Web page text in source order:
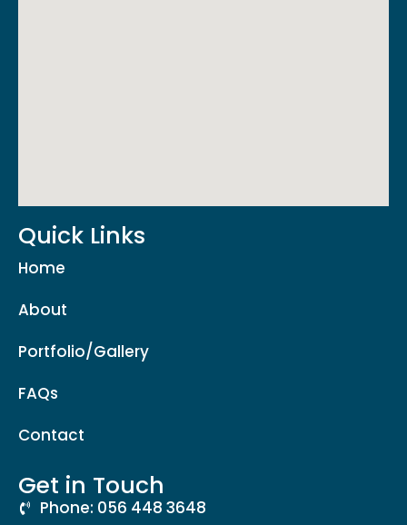
Quick Links
Home
About
Portfolio/Gallery
FAQs
Contact
Get in Touch
Phone: 056 448 3648